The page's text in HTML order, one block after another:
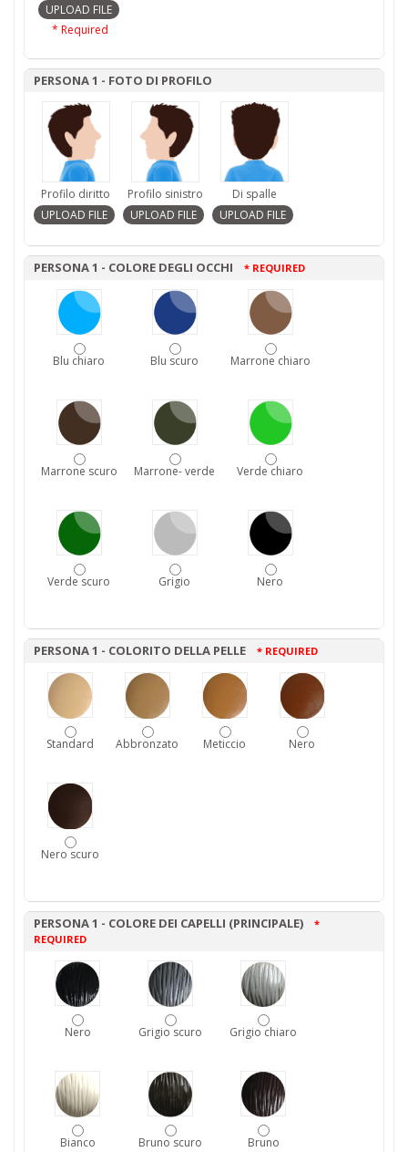
* Required
PERSONA 1 - FOTO DI PROFILO
Profilo diritto Profilo sinistro Di spalle
PERSONA 1 - COLORE DEGLI OCCHI * REQUIRED
Blu chiaro Blu scuro Marrone chiaro
Marrone scuro Marrone- verde Verde chiaro
Verde scuro Grigio Nero
PERSONA 1 - COLORITO DELLA PELLE * REQUIRED
Standard Abbronzato Meticcio Nero
Nero scuro
PERSONA 1 - COLORE DEI CAPELLI (PRINCIPALE) *
REQUIRED
Nero Grigio scuro Grigio chiaro
Bianco Bruno scuro Bruno